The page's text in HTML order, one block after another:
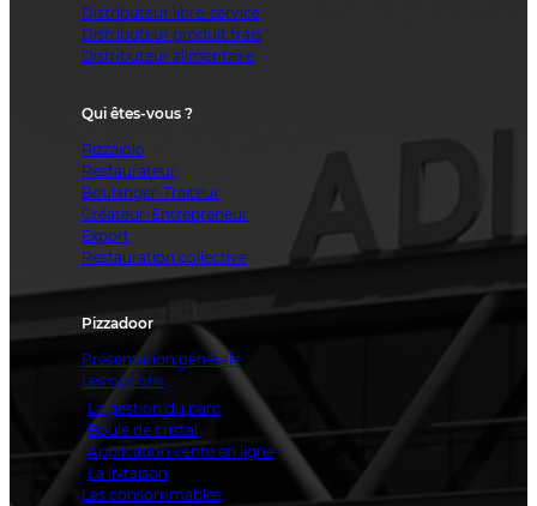
Distributeur libre-service
Distributeur produit frais
Distributeur alimentaire
Qui êtes-vous ?
Pizzaiolo
Restaurateur
Boulanger-Traiteur
Créateur-Entrepreneur
Export
Restauration collective
Pizzadoor
Présentation générale
Les options
La gestion du parc
Boule de cristal
Application vente en ligne
La livraison
Les consommables